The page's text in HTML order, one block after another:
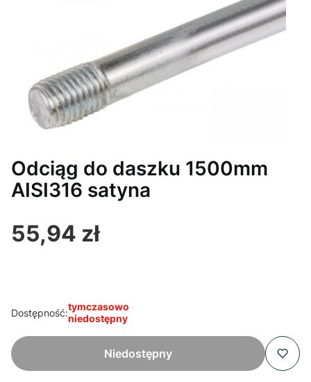
Odciąg do daszku 1500mm
AISI316 satyna
Cena
55,94 zł
Dostępność:tymczasowo
niedostępny
Niedostępny